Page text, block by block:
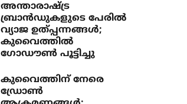
അന്താരാഷ്ട്ര
ബ്രാന്‍ഡുകളുടെ പേരില്‍
വ്യാജ ഉത്പ്പന്നങ്ങള്‍;
കുവൈത്തില്‍
ഗോഡൗണ്‍ പൂട്ടിച്ചു
കുവൈത്തിന് നേരെ
ഡ്രോണ്‍